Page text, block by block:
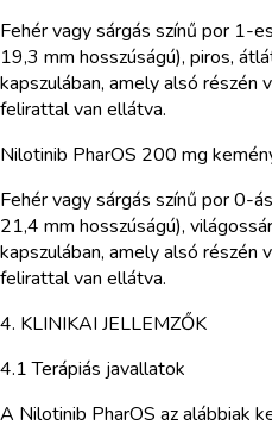
Fehér vagy sárgás színű por 1-
19,3 mm hosszúságú), piros,
kapszulában, amely alsó részén
felirattal van ellátva.
Nilotinib PharOS 200 mg
Fehér vagy sárgás színű por 0-
21,4 mm hosszúságú),
kapszulában, amely alsó részén
felirattal van ellátva.
4. KLINIKAI JELLEMZŐK
4.1 Terápiás javallatok
A Nilotinib PharOS az alábbiak